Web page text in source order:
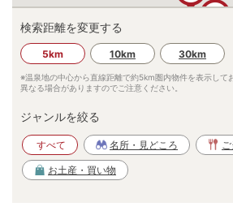
検索距離を変更する
5km 10km 30km
※温泉地の中心から直線距離で約5km圏内物件を表示して
異なる場合がありますのでご注意ください。
ジャンルを絞る
すべて 名所・見どころ
お土産・買い物